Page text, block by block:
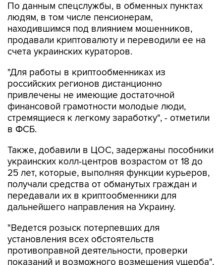
По данным спецслужбы, в обменных пунктах
людям, в том числе пенсионерам,
находившимся под влиянием мошенников,
продавали криптовалюту и переводили ее на
счета украинских кураторов.
"Для работы в криптообменниках из
российских регионов дистанционно
привлечены не имеющие достаточной
финансовой грамотности молодые люди,
стремящиеся к легкому заработку", - отметили
в ФСБ.
Также, добавили в ЦОС, задержаны пособники
украинских колл-центров возрастом от 18 до
25 лет, которые, выполняя функции курьеров,
получали средства от обманутых граждан и
передавали их в криптообменники для
дальнейшего направления на Украину.
"Ведется розыск потерпевших для
установления всех обстоятельств
противоправной деятельности, проверки
показаний и возможного возмещения ущерба",